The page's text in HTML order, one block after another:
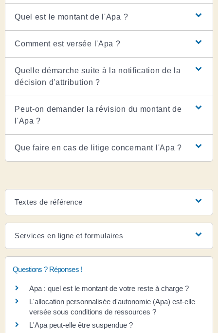
Quel est le montant de l'Apa ?
Comment est versée l'Apa ?
Quelle démarche suite à la notification de la
décision d'attribution ?
Peut-on demander la révision du montant de
l'Apa ?
Que faire en cas de litige concernant l'Apa ?
Textes de référence
Services en ligne et formulaires
Questions ? Réponses !
Apa : quel est le montant de votre reste à charge ?
L'allocation personnalisée d'autonomie (Apa) est-elle
versée sous conditions de ressources ?
L'Apa peut-elle être suspendue ?